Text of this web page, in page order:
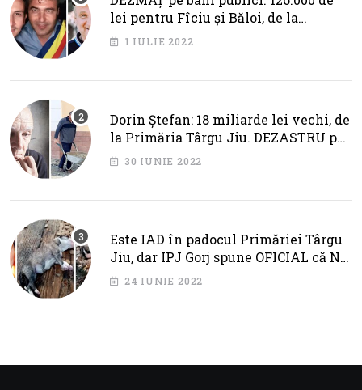
lei pentru Fîciu și Băloi, de la
primarul Cotojman
1 IULIE 2022
Dorin Ștefan: 18 miliarde lei vechi, de
la Primăria Târgu Jiu. DEZASTRU pe
AXA BRÂNCUȘI
30 IUNIE 2022
Este IAD în padocul Primăriei Târgu
Jiu, dar IPJ Gorj spune OFICIAL că NU
SUNT PROBLEME!
24 IUNIE 2022